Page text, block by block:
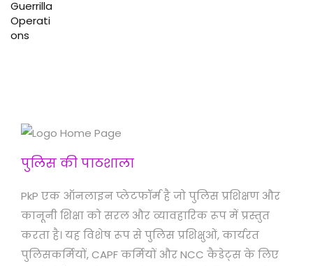
पुलिस की पाठशाला
PkP एक ऑनलाइन प्लेटफॉर्म है जो पुलिस प्रशिक्षण और
कानूनी शिक्षा को सरल और व्यावहारिक रूप में प्रस्तुत
करता है। यह विशेष रूप से पुलिस प्रशिक्षुओं, कार्यरत
पुलिसकर्मियों, CAPF कर्मियों और NCC कैडेट्स के लिए